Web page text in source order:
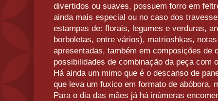
divertidos ou suaves, possuem forro em
ainda mais especial ou no caso dos
estampas de: florais, legumes e verduras,
borboletas, entre vários), matrioshkas,
apresentadas, também em composições de
possibilidades de combinação da peça com
Há ainda um mimo que é o descanso de
que leva um fuxico em formato de abóbora,
Para o dia das mães já há inúmeras